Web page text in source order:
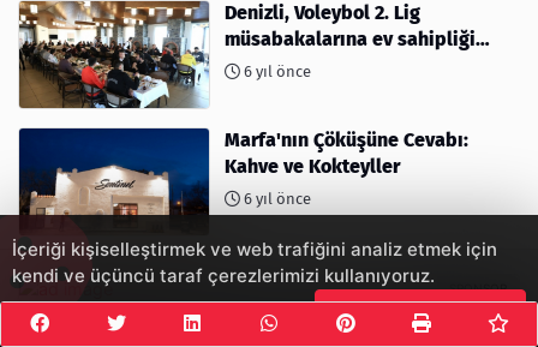
Denizli, Voleybol 2. Lig
müsabakalarına ev sahipliği
yapıyor
6 yıl önce
Marfa'nın Çöküşüne Cevabı:
Kahve ve Kokteyller
6 yıl önce
İçeriği kişiselleştirmek ve web trafiğini analiz etmek için
kendi ve üçüncü taraf çerezlerimizi kullanıyoruz.
Çerezleri Kabul Et